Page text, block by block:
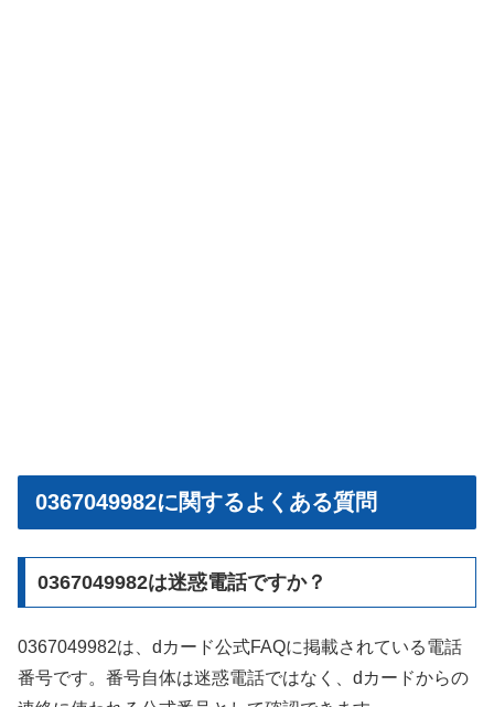
0367049982に関するよくある質問
0367049982は迷惑電話ですか？
0367049982は、dカード公式FAQに掲載されている電話
番号です。番号自体は迷惑電話ではなく、dカードからの